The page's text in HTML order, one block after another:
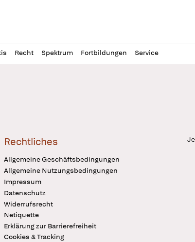
Recht Spektrum Fortbildungen Service
Rechtliches
Allgemeine Geschäftsbedingungen
Allgemeine Nutzungsbedingungen
Impressum
Datenschutz
Widerrufsrecht
Netiquette
Erklärung zur Barrierefreiheit
Cookies & Tracking